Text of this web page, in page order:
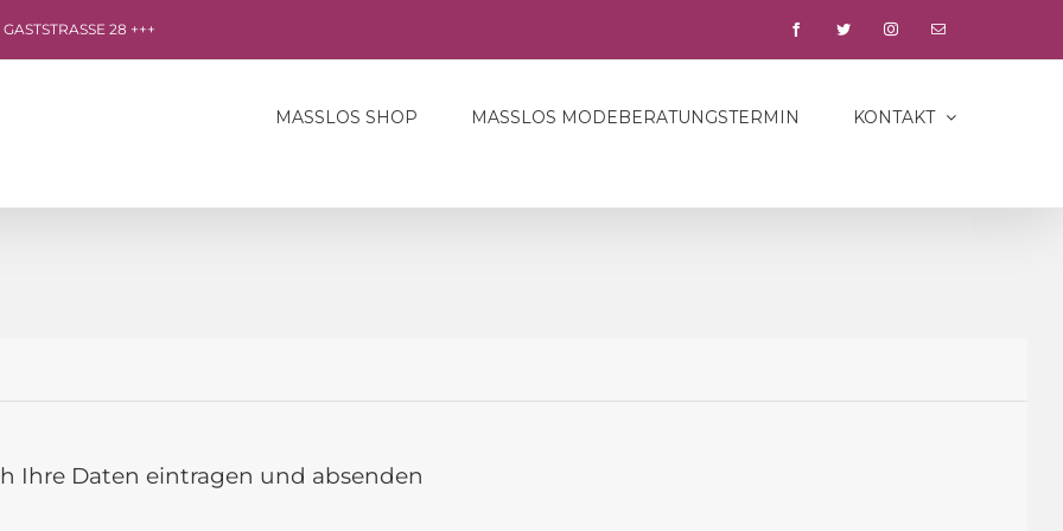
28 +++ facebooktwitter instagramE-
MASSLOS SHOP MASSLOS MODEBERATUNGSTERMIN KONTAKT
Ihre Daten eintragen und absenden